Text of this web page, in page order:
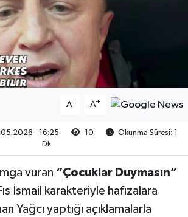
A- A+
- 16:25 10
Okunma Süresi: 1
Dk
vuran “Çocuklar Duymasın”
İsmail karakteriyle hafızalara
Yağcı yaptığı açıklamalarla